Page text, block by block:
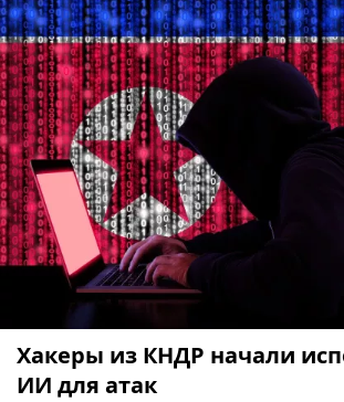
Хакеры из КНДР начали
ИИ для атак